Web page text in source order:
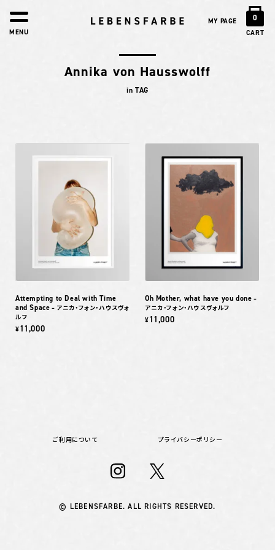
MY PAGE 0
CART
MENU
Annika von Hausswolff
in TAG
Attempting to Deal with Time
and Space – アニカ・フォン・ハウスヴォ
ルフ
¥11,000
Oh Mother, what have you done –
アニカ・フォン・ハウスヴォルフ
¥11,000
ご利用について プライバシーポリシー
© LEBENSFARBE. ALL RIGHTS RESERVED.